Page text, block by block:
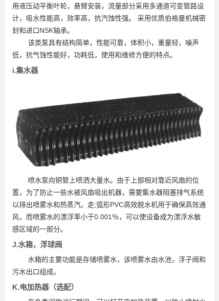
用液压动平衡叶轮，悬臂安装，流量部分采用多通道可变管路设
计，吸水性能高，效率高，抗汽蚀性强。 采用优质伯格曼机械密
封和进口NSK轴承。
该类泵具有结构简单，性能可靠，体积小，重量轻，噪声
低，抗气蚀性能好，功耗低，使用和维修方便的特点。
i.集水器
喷水泵向铜管上喷洒大量水。由于上部相对靠近风扇的位
置，为了防止一些水被风扇吸出机器，需要集水器阻塞排气系统
以排出喷雾水和热蒸汽。走;弧形PVC高效脱水机用于确保高效通
风，而喷雾水的漂浮率小于0.001％，可以使设备成为漂浮水敏
感区域的一部分。
J.水箱，浮球阀
水箱的主要功能是存储喷雾水，该喷雾水由水池，浮子阀和
污水出口组成。
K.电加热器（选配）